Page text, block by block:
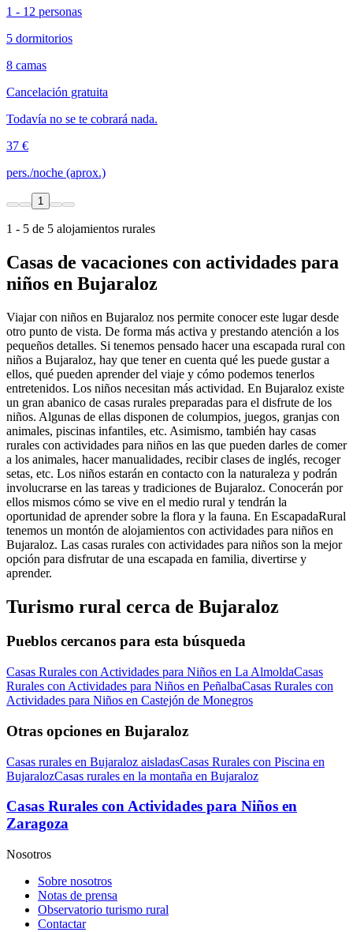
1 - 12 personas
5 dormitorios
8 camas
Cancelación gratuita
Todavía no se te cobrará nada.
37 €
pers./noche (aprox.)
1
1 - 5 de 5 alojamientos rurales
Casas de vacaciones con actividades para
niños en Bujaraloz
Viajar con niños en Bujaraloz nos permite conocer este lugar desde
otro punto de vista. De forma más activa y prestando atención a los
pequeños detalles. Si tenemos pensado hacer una escapada rural con
niños a Bujaraloz, hay que tener en cuenta qué les puede gustar a
ellos, qué pueden aprender del viaje y cómo podemos tenerlos
entretenidos. Los niños necesitan más actividad. En Bujaraloz existe
un gran abanico de casas rurales preparadas para el disfrute de los
niños. Algunas de ellas disponen de columpios, juegos, granjas con
animales, piscinas infantiles, etc. Asimismo, también hay casas
rurales con actividades para niños en las que pueden darles de comer
a los animales, hacer manualidades, recibir clases de inglés, recoger
setas, etc. Los niños estarán en contacto con la naturaleza y podrán
involucrarse en las tareas y tradiciones de Bujaraloz. Conocerán por
ellos mismos cómo se vive en el medio rural y tendrán la
oportunidad de aprender sobre la flora y la fauna. En EscapadaRural
tenemos un montón de alojamientos con actividades para niños en
Bujaraloz. Las casas rurales con actividades para niños son la mejor
opción para disfrutar de una escapada en familia, divertirse y
aprender.
Turismo rural cerca de Bujaraloz
Pueblos cercanos para esta búsqueda
Casas Rurales con Actividades para Niños en La AlmoldaCasas
Rurales con Actividades para Niños en PeñalbaCasas Rurales con
Actividades para Niños en Castejón de Monegros
Otras opciones en Bujaraloz
Casas rurales en Bujaraloz aisladasCasas Rurales con Piscina en
BujaralozCasas rurales en la montaña en Bujaraloz
Casas Rurales con Actividades para Niños en
Zaragoza
Nosotros
Sobre nosotros
Notas de prensa
Observatorio turismo rural
Contactar